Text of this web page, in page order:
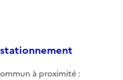
à proximité :